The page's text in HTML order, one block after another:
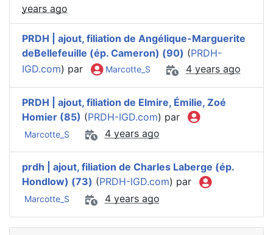
years ago
PRDH | ajout, filiation de Angélique-Marguerite
deBellefeuille (ép. Cameron) (90) (PRDH-
IGD.com) par Marcotte_S 4 years ago
PRDH | ajout, filiation de Elmire, Émilie, Zoé
Homier (85) (PRDH-IGD.com) par
Marcotte_S 4 years ago
prdh | ajout, filiation de Charles Laberge (ép.
Hondlow) (73) (PRDH-IGD.com) par
Marcotte_S 4 years ago